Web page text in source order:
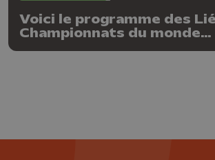
Voici le programme des
Championnats du monde